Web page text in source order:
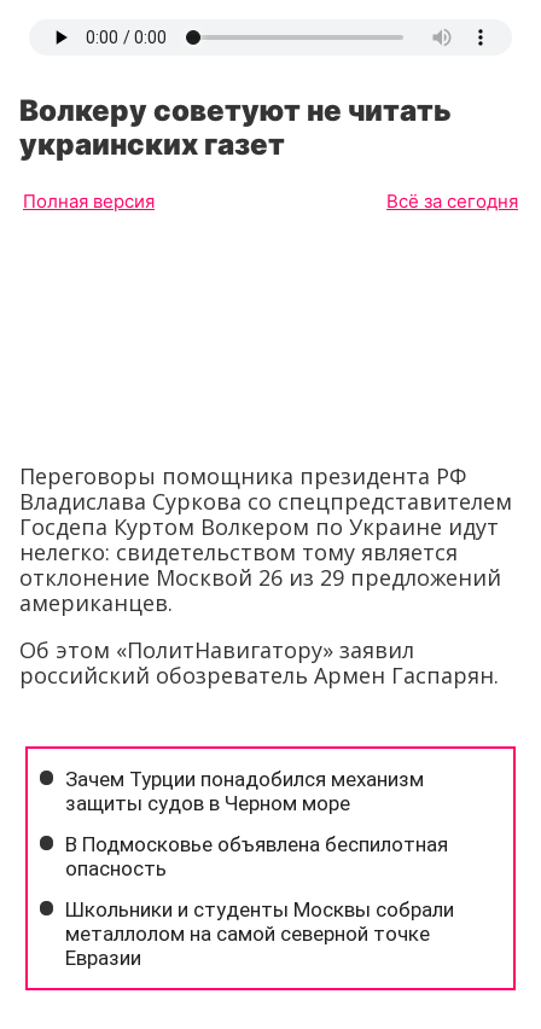
Волкеру советуют не читать
украинских газет
Полная версия Всё за сегодня
Переговоры помощника президента РФ
Владислава Суркова со спецпредставителем
Госдепа Куртом Волкером по Украине идут
нелегко: свидетельством тому является
отклонение Москвой 26 из 29 предложений
американцев.
Об этом «ПолитНавигатору» заявил
российский обозреватель Армен Гаспарян.